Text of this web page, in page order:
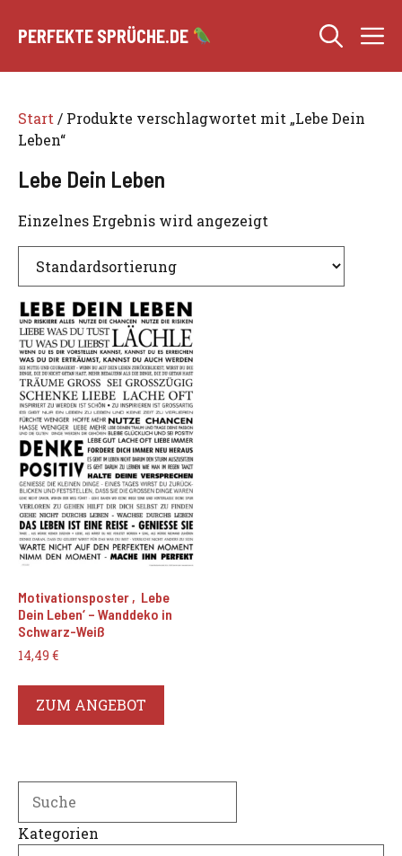
Inhalt
PERFEKTE SPRÜCHE.DE
Start / Produkte verschlagwortet mit „Lebe Dein
Leben“
Lebe Dein Leben
Einzelnes Ergebnis wird angezeigt
Motivationsposter ‚Lebe
Dein Leben‘ – Wanddeko in
Schwarz-Weiß
14,49 €
ZUM ANGEBOT
Search
Kategorien